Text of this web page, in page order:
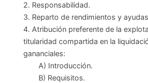
2. Responsabilidad.
3. Reparto de rendimientos y
4. Atribución preferente de la
titularidad compartida en la
gananciales:
A) Introducción.
B) Requisitos.